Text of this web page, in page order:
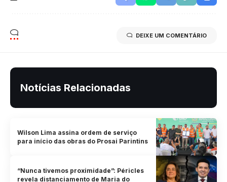
DEIXE UM COMENTÁRIO
Notícias Relacionadas
Wilson Lima assina ordem de serviço
para início das obras do Prosai Parintins
“Nunca tivemos proximidade”: Péricles
revela distanciamento de Maria do